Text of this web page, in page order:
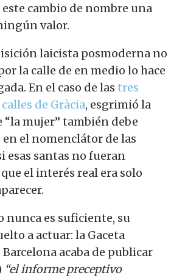
este cambio de nombre una
valor.
laicista posmoderna no
la calle de en medio lo hace
En el caso de las tres
de Gràcia, esgrimió la
“la mujer” también debe
el nomenclátor de las
esas santas no fueran
el interés real era solo
nunca es suficiente, su
a actuar: la Gaceta
acaba de publicar
“el informe preceptivo